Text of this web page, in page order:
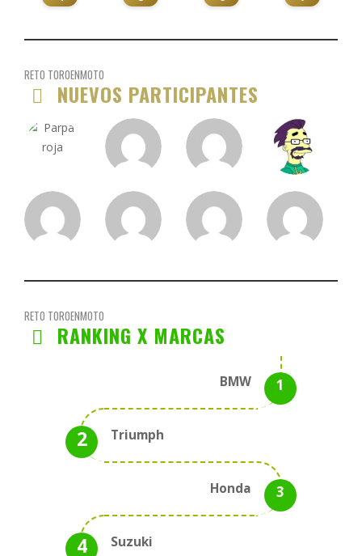
RETO TOROENMOTO
NUEVOS PARTICIPANTES
RETO TOROENMOTO
RANKING X MARCAS
BMW
Triumph
Honda
Suzuki